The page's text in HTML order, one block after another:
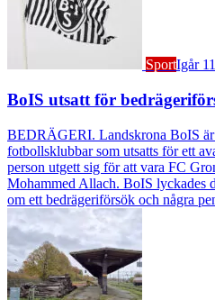
SportIgår
BoIS utsatt för
BEDRÄGERI. Landskrona BoIS är
fotbollsklubbar som utsatts för ett
person utgett sig för att vara FC
Mohammed Allach. BoIS lyckades
om ett bedrägeriförsök och några